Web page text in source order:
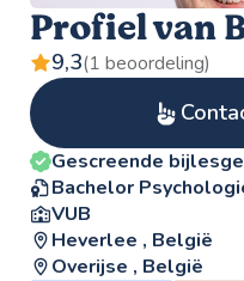
Profiel van
9,3(1 beoordeling)
Gescreende
Bachelor
VUB
Heverlee , België
Overijse , België